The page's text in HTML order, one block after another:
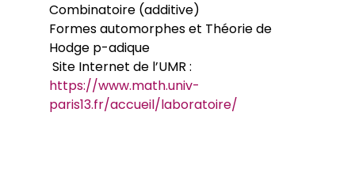
Combinatoire (additive)
Formes automorphes et Théorie de
Hodge p-adique
Site Internet de l’UMR :
https://www.math.univ-
paris13.fr/accueil/laboratoire/